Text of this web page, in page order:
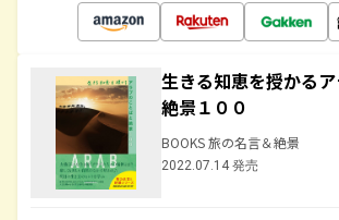
生きる知恵を授かる
絶景１００
BOOKS 旅の名言＆絶景
2022.07.14 発売